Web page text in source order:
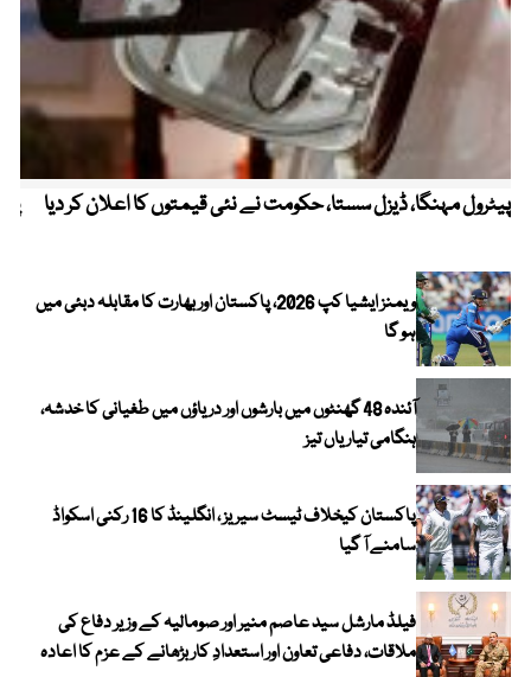
پیٹرول مہنگا، ڈیزل سستا، حکومت نے نئی قیمتوں کا اعلان کر دیا
ویمنز ایشیا کپ 2026، پاکستان اور بھارت کا مقابلہ دبئی میں
ہو گا
آئندہ 48 گھنٹوں میں بارشوں اور دریاؤں میں طغیانی کا خدشہ،
ہنگامی تیاریاں تیز
پاکستان کیخلاف ٹیسٹ سیریز ، انگلینڈ کا 16 رکنی اسکواڈ
سامنے آ گیا
فیلڈ مارشل سید عاصم منیر اور صومالیہ کے وزیر دفاع کی
ملاقات، دفاعی تعاون اور استعدادِ کار بڑھانے کے عزم کا اعادہ